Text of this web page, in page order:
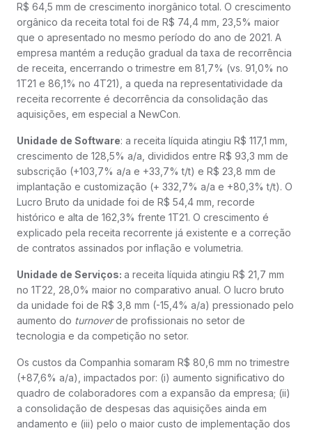
R$ 64,5 mm de crescimento inorgânico total. O crescimento
orgânico da receita total foi de R$ 74,4 mm, 23,5% maior
que o apresentado no mesmo período do ano de 2021. A
empresa mantém a redução gradual da taxa de recorrência
de receita, encerrando o trimestre em 81,7% (vs. 91,0% no
1T21 e 86,1% no 4T21), a queda na representatividade da
receita recorrente é decorrência da consolidação das
aquisições, em especial a NewCon.
Unidade de Software: a receita líquida atingiu R$ 117,1 mm,
crescimento de 128,5% a/a, divididos entre R$ 93,3 mm de
subscrição (+103,7% a/a e +33,7% t/t) e R$ 23,8 mm de
implantação e customização (+ 332,7% a/a e +80,3% t/t). O
Lucro Bruto da unidade foi de R$ 54,4 mm, recorde
histórico e alta de 162,3% frente 1T21. O crescimento é
explicado pela receita recorrente já existente e a correção
de contratos assinados por inflação e volumetria.
Unidade de Serviços: a receita líquida atingiu R$ 21,7 mm
no 1T22, 28,0% maior no comparativo anual. O lucro bruto
da unidade foi de R$ 3,8 mm (-15,4% a/a) pressionado pelo
aumento do turnoverde profissionais no setor de
tecnologia e da competição no setor.
Os custos da Companhia somaram R$ 80,6 mm no trimestre
(+87,6% a/a), impactados por: (i) aumento significativo do
quadro de colaboradores com a expansão da empresa; (ii)
a consolidação de despesas das aquisições ainda em
andamento e (iii) pelo o maior custo de implementação dos